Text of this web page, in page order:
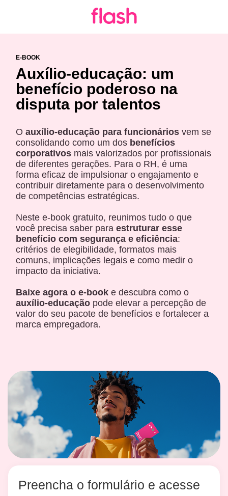
E-BOOK
Auxílio-educação: um
benefício poderoso na
disputa por talentos
O auxílio-educação para funcionários vem se
consolidando como um dos benefícios
corporativos mais valorizados por profissionais
de diferentes gerações. Para o RH, é uma
forma eficaz de impulsionar o engajamento e
contribuir diretamente para o desenvolvimento
de competências estratégicas.
Neste e-book gratuito, reunimos tudo o que
você precisa saber para estruturar esse
benefício com segurança e eficiência:
critérios de elegibilidade, formatos mais
comuns, implicações legais e como medir o
impacto da iniciativa.
Baixe agora o e-book e descubra como o
auxílio-educação pode elevar a percepção de
valor do seu pacote de benefícios e fortalecer a
marca empregadora.
Preencha o formulário e acesse